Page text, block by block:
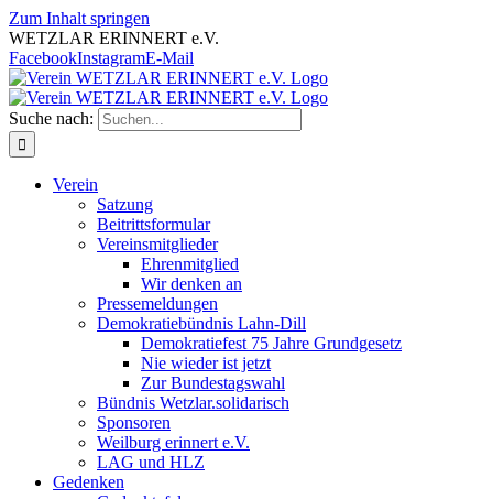
Zum Inhalt springen
WETZLAR ERINNERT e.V.
FacebookInstagramE-Mail
Suche nach:
Verein
Satzung
Beitrittsformular
Vereinsmitglieder
Ehrenmitglied
Wir denken an
Pressemeldungen
Demokratiebündnis Lahn-Dill
Demokratiefest 75 Jahre Grundgesetz
Nie wieder ist jetzt
Zur Bundestagswahl
Bündnis Wetzlar.solidarisch
Sponsoren
Weilburg erinnert e.V.
LAG und HLZ
Gedenken